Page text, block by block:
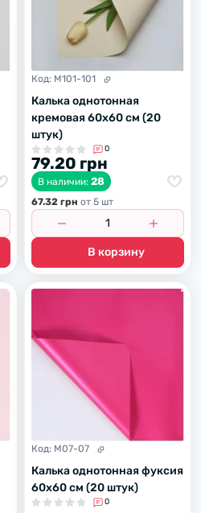
Код: M101-101
Калька однотонная
кремовая 60х60 см (20
штук)
0
79.20 грн
В наличии: 28
67.32 грн от 5 шт
В корзину
Код: M07-07
Калька однотонная фуксия
60х60 см (20 штук)
0